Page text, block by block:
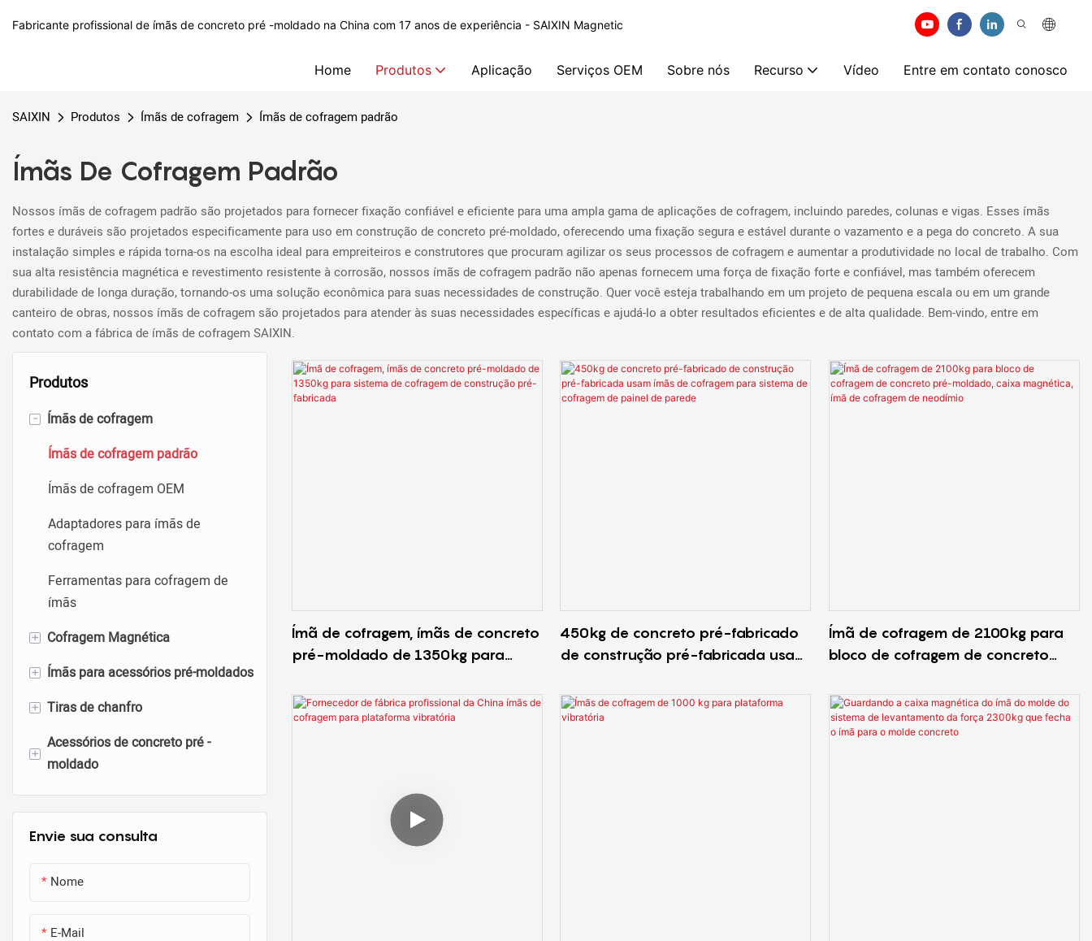
Fabricante profissional de ímãs de concreto pré -moldado na China com 17 anos de experiência - SAIXIN Magnetic
Home Produtos Aplicação Serviços OEM Sobre nós Recurso Vídeo Entre em contato conosco
SAIXIN Produtos Ímãs de cofragem Ímãs de cofragem padrão
Ímãs De Cofragem Padrão
Nossos ímãs de cofragem padrão são projetados para fornecer fixação confiável e eficiente para uma ampla gama de aplicações de cofragem, incluindo paredes, colunas e vigas. Esses ímãs
fortes e duráveis ​​são projetados especificamente para uso em construção de concreto pré-moldado, oferecendo uma fixação segura e estável durante o vazamento e a pega do concreto. A sua
instalação simples e rápida torna-os na escolha ideal para empreiteiros e construtores que procuram agilizar os seus processos de cofragem e aumentar a produtividade no local de trabalho. Com
sua alta resistência magnética e revestimento resistente à corrosão, nossos ímãs de cofragem padrão não apenas fornecem uma força de fixação forte e confiável, mas também oferecem
durabilidade de longa duração, tornando-os uma solução econômica para suas necessidades de construção. Quer você esteja trabalhando em um projeto de pequena escala ou em um grande
canteiro de obras, nossos ímãs de cofragem são projetados para atender às suas necessidades específicas e ajudá-lo a obter resultados eficientes e de alta qualidade. Bem-vindo, entre em
contato com a fábrica de ímãs de cofragem SAIXIN.
Produtos
-
Ímãs de cofragem
Ímãs de cofragem padrão
Ímãs de cofragem OEM
Adaptadores para ímãs de
cofragem
Ferramentas para cofragem de
ímãs
+ Cofragem Magnética
Fôrma magnética de perfil em U
Fôrma magnética de perfil H
Fôrma magnética sob medida
+ Ímãs para acessórios pré-moldados
Ímãs de bucha roscada
Formador de recesso magnético
Ímãs de caixa elétrica
Ímãs de inserção personalizados
+ Tiras de chanfro
Chanfro de aço magnético
+ Acessórios de concreto pré -
moldado
Sistemas de elevação e fixação
Sistemas de conexão pré -
Envie sua consulta
Nome
E-Mail
Ímã de cofragem, ímãs de concreto
pré-moldado de 1350kg para
construção pré-fabricada
450kg de concreto pré-fabricado
de construção pré-fabricada usam
cofragem de painel de parede
Ímã de cofragem de 2100kg para
bloco de cofragem de concreto
ímã de cofragem de neodímio